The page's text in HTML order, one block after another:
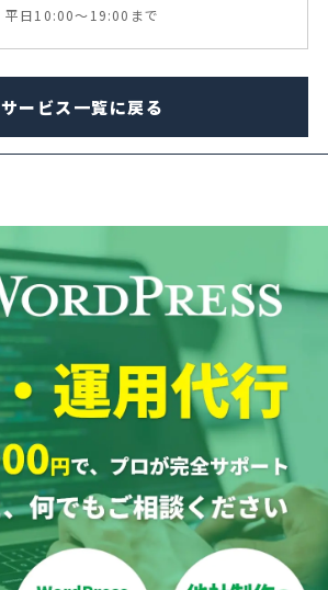
平日10:00～19:00まで
サービス一覧に戻る